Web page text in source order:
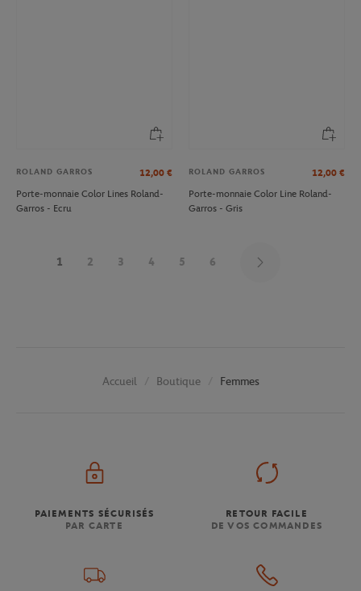
ROLAND GARROS 12,00 €
Porte-monnaie Color Lines Roland-
Garros - Ecru
ROLAND GARROS 12,00 €
Porte-monnaie Color Line Roland-
Garros - Gris
1 2 3 4 5 6
Accueil Boutique Femmes
PAIEMENTS SÉCURISÉS
PAR CARTE
RETOUR FACILE
DE VOS COMMANDES